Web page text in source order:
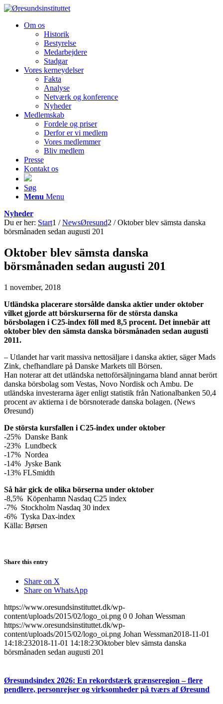
Om os
Historik
Bestyrelse
Medarbejdere
Stadgar
Vores kerneydelser
Fakta
Analyse
Netværk og konference
Nyheder
Medlemskab
Fordele og priser
Derfor er vi medlem
Vores medlemmer
Bliv medlem
Presse
Kontakt os
Søg
Menu Menu
Nyheder
Du er her: Start1 / NewsØresund2 / Oktober blev sämsta danska
börsmånaden sedan augusti 201
Oktober blev sämsta danska
börsmånaden sedan augusti 201
1 november, 2018
Utländska placerare storsålde danska aktier under oktober
vilket gjorde att börskurserna för de största danska
börsbolagen i C25-index föll med 8,5 procent. Det innebär att
oktober blev den sämsta danska börsmånaden sedan augusti
2011.
– Utlandet har varit massiva nettosäljare i danska aktier, säger Mads
Zink, chefhandlare på Danske Markets till Börsen.
Han noterar att det utländska nettoförsäljningarna bland annat berört
danska börsbolag som Vestas, Novo Nordisk och Ambu. De
utländska investerarna äger enligt statistik från Nationalbanken 50,4
procent av aktierna i de börsnoterade danska bolagen. (News
Øresund)
De största kursfallen i C25-index under oktober
-25% Danske Bank
-23% Lundbeck
-17% Nordea
-14% Jyske Bank
-13% FLSmidth
Så här gick de olika börserna under oktober
-8,5% Köpenhamn Nasdaq C25 index
-7% Stockholm Nasdaq 30 index
-6% Tyska Dax-index
Källa: Børsen
Share this entry
Share on X
Share on WhatsApp
https://www.oresundsinstituttet.dk/wp-
content/uploads/2015/02/logo_oi.png 0 0 Johan Wessman
https://www.oresundsinstituttet.dk/wp-
content/uploads/2015/02/logo_oi.png Johan Wessman2018-11-01
14:18:232018-11-01 14:18:23Oktober blev sämsta danska
börsmånaden sedan augusti 201
Øresundsindex 2026: En rekordstærk grænseregion – flere
pendlere, personrejser og virksomheder på tværs af Øresund